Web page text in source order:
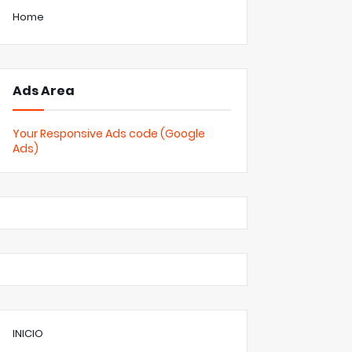
Home
Ads Area
Your Responsive Ads code (Google
Ads)
INICIO